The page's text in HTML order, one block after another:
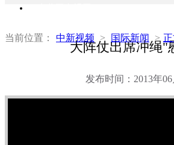
当前位置： 中新视频 > 国际新闻 >
大阵仗出席冲绳"
发布时间：2013年06